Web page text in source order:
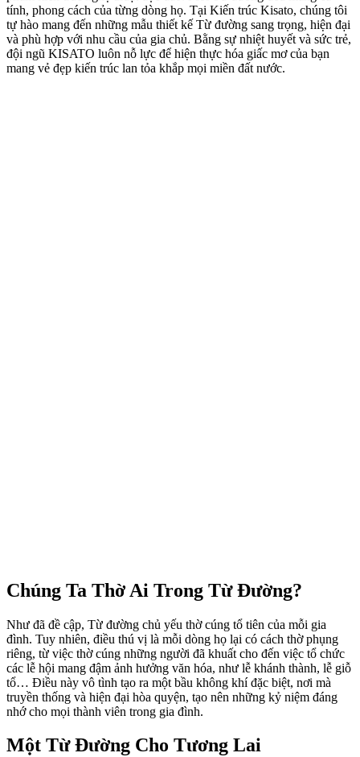
tính, phong cách của từng dòng họ. Tại Kiến trúc Kisato, chúng tôi
tự hào mang đến những mẫu thiết kế Từ đường sang trọng, hiện đại
và phù hợp với nhu cầu của gia chủ. Bằng sự nhiệt huyết và sức trẻ,
đội ngũ KISATO luôn nỗ lực để hiện thực hóa giấc mơ của bạn
mang vẻ đẹp kiến trúc lan tỏa khắp mọi miền đất nước.
Chúng Ta Thờ Ai Trong Từ Đường?
Như đã đề cập, Từ đường chủ yếu thờ cúng tổ tiên của mỗi gia
đình. Tuy nhiên, điều thú vị là mỗi dòng họ lại có cách thờ phụng
riêng, từ việc thờ cúng những người đã khuất cho đến việc tổ chức
các lễ hội mang đậm ảnh hưởng văn hóa, như lễ khánh thành, lễ giỗ
tổ… Điều này vô tình tạo ra một bầu không khí đặc biệt, nơi mà
truyền thống và hiện đại hòa quyện, tạo nên những kỷ niệm đáng
nhớ cho mọi thành viên trong gia đình.
Một Từ Đường Cho Tương Lai